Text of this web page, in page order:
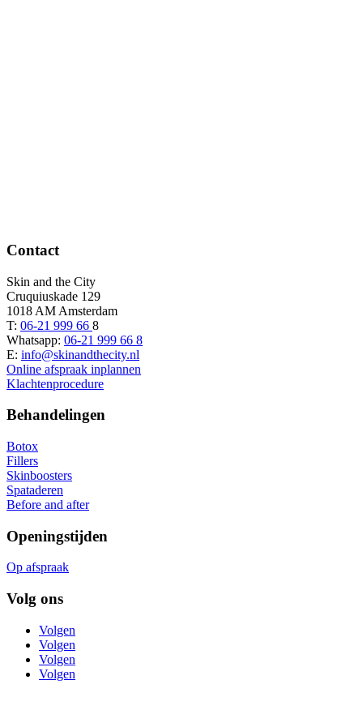
Contact
Skin and the City
Cruquiuskade 129
1018 AM Amsterdam
T: 06-21 999 66 8
Whatsapp: 06-21 999 66 8
E: info@skinandthecity.nl
Online afspraak inplannen
Klachtenprocedure
Behandelingen
Botox
Fillers
Skinboosters
Spataderen
Before and after
Openingstijden
Op afspraak
Volg ons
Volgen
Volgen
Volgen
Volgen